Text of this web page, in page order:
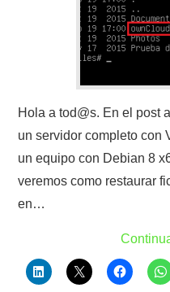
Hola a tod@s. En el post
un servidor completo con
un equipo con Debian 8
veremos como restaurar
en…